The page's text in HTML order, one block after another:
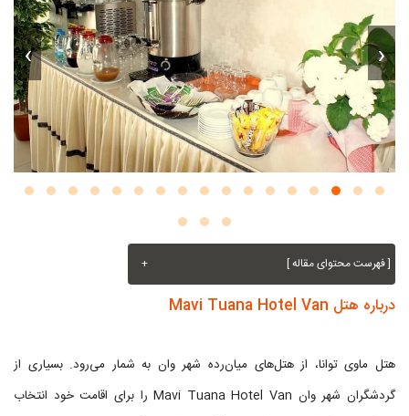
‹
›
[ فهرست محتوای مقاله ] +
درباره هتل Mavi Tuana Hotel Van
هتل ماوی توانا، از هتل‌های میان‌رده شهر وان به شمار می‌رود. بسیاری از
گردشگران شهر وان Mavi Tuana Hotel Van را برای اقامت خود انتخاب